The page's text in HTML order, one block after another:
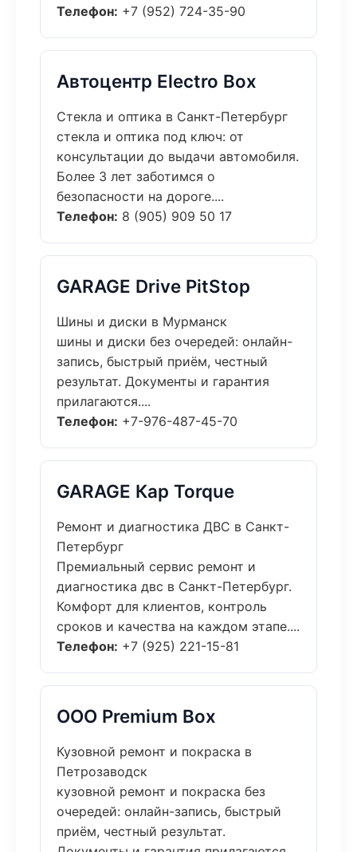
Телефон: +7 (952) 724-35-90
Автоцентр Electro Box
Стекла и оптика в Санкт-Петербург
стекла и оптика под ключ: от
консультации до выдачи автомобиля.
Более 3 лет заботимся о
безопасности на дороге....
Телефон: 8 (905) 909 50 17
GARAGE Drive PitStop
Шины и диски в Мурманск
шины и диски без очередей: онлайн-
запись, быстрый приём, честный
результат. Документы и гарантия
прилагаются....
Телефон: +7-976-487-45-70
GARAGE Кар Torque
Ремонт и диагностика ДВС в Санкт-
Петербург
Премиальный сервис ремонт и
диагностика двс в Санкт-Петербург.
Комфорт для клиентов, контроль
сроков и качества на каждом этапе....
Телефон: +7 (925) 221-15-81
ООО Premium Box
Кузовной ремонт и покраска в
Петрозаводск
кузовной ремонт и покраска без
очередей: онлайн-запись, быстрый
приём, честный результат.